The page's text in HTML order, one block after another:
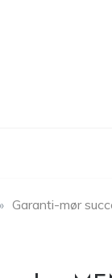
Garanti-mør